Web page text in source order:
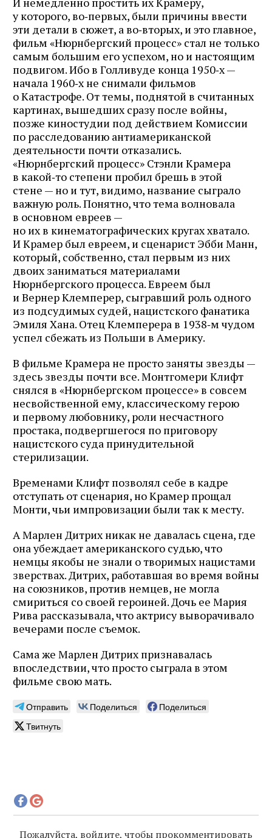
у которого, во‑первых, были причины ввести
эти детали в сюжет, а во‑вторых, и это главное,
фильм «Нюрнбергский процесс» стал не только
самым большим его успехом, но и настоящим
подвигом. Ибо в Голливуде конца 1950‑х —
начала 1960‑х не снимали фильмов
о Катастрофе. От темы, поднятой в считанных
картинах, вышедших сразу после войны,
позже киностудии под действием Комиссии
по расследованию антиамериканской
деятельности почти отказались.
«Нюрнбергский процесс» Стэнли Крамера
в какой‑то степени пробил брешь в этой
стене — но и тут, видимо, название сыграло
важную роль. Понятно, что тема волновала
в основном евреев —
но их в кинематографических кругах хватало.
И Крамер был евреем, и сценарист Эбби Манн,
который, собственно, стал первым из них
двоих заниматься материалами
Нюрнбергского процесса. Евреем был
и Вернер Клемперер, сыгравший роль одного
из подсудимых судей, нацистского фанатика
Эмиля Хана. Отец Клемперера в 1938‑м чудом
успел сбежать из Польши в Америку.
В фильме Крамера не просто заняты звезды —
здесь звезды почти все. Монтгомери Клифт
снялся в «Нюрнбергском процессе» в совсем
несвойственной ему, классическому герою
и первому любовнику, роли несчастного
простака, подвергшегося по приговору
нацистского суда принудительной
стерилизации.
Временами Клифт позволял себе в кадре
отступать от сценария, но Крамер прощал
Монти, чьи импровизации были так к месту.
А Марлен Дитрих никак не давалась сцена, где
она убеждает американского судью, что
немцы якобы не знали о творимых нацистами
зверствах. Дитрих, работавшая во время войны
на союзников, против немцев, не могла
смириться со своей героиней. Дочь ее Мария
Рива рассказывала, что актрису выворачивало
вечерами после съемок.
Сама же Марлен Дитрих признавалась
впоследствии, что просто сыграла в этом
фильме свою мать.
Отправить Поделиться
Поделиться
Твитнуть
Пожалуйста, войдите, чтобы прокомментировать